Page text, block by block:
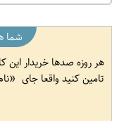
شما
هر روزه صدها خریدار این
تامین کنید واقعا جای